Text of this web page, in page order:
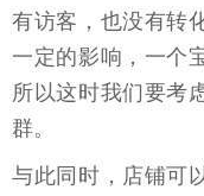
有访客，也没有转
一定的影响，一个
所以这时我们要考
群。
与此同时，店铺可